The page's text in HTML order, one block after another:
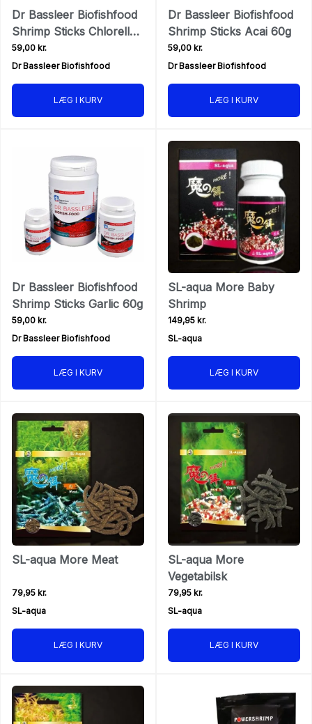
Dr Bassleer Biofishfood
Shrimp Sticks Chlorella
60g
59,00 kr.
Dr Bassleer Biofishfood
LÆG I KURV
Dr Bassleer Biofishfood
Shrimp Sticks Acai 60g
59,00 kr.
Dr Bassleer Biofishfood
LÆG I KURV
Dr Bassleer Biofishfood
Shrimp Sticks Garlic 60g
59,00 kr.
Dr Bassleer Biofishfood
LÆG I KURV
SL-aqua More Baby
Shrimp
149,95 kr.
SL-aqua
LÆG I KURV
SL-aqua More Meat
79,95 kr.
SL-aqua
LÆG I KURV
SL-aqua More
Vegetabilsk
79,95 kr.
SL-aqua
LÆG I KURV